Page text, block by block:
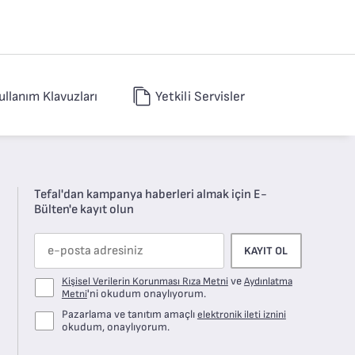
Klavuzları Yetkili Servisler
Tefal'dan kampanya haberleri almak için E-
Bülten'e kayıt olun
KAYIT OL
Kişisel Verilerin Korunması Rıza MetniveAydınlatma
Metni'ni okudum onaylıyorum.
Pazarlama ve tanıtım amaçlıelektronik ileti iznini
okudum, onaylıyorum.